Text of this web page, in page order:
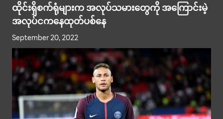
ထိုင်းရှိစက်ရုံများက အလုပ်သမားတွေကို အကြောင်းမဲ့
အလုပ်ငကနေထုတ်ပစ်နေ
September 20, 2022